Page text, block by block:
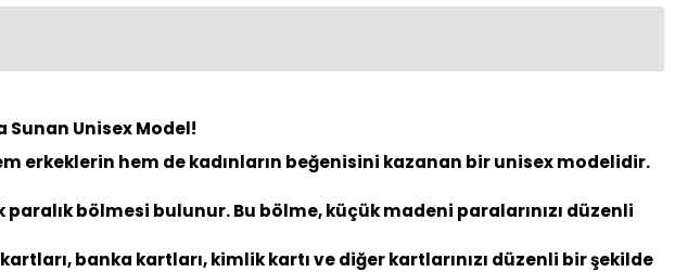
Sunan Unisex Model!
erkeklerin hem de kadınların beğenisini kazanan bir unisex modelidir.
bölmesi bulunur. Bu bölme, küçük madeni paralarınızı düzenli
banka kartları, kimlik kartı ve diğer kartlarınızı düzenli bir şekilde